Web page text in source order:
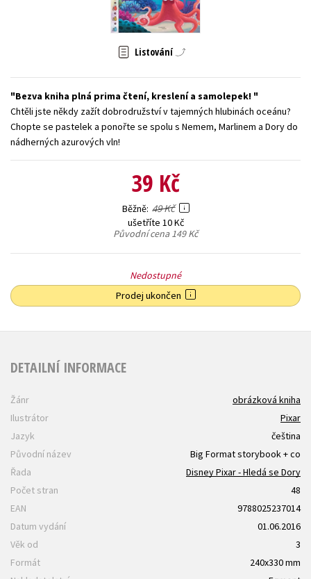
Zahraniční literatura
Všechny tituly
Listování
Bezva kniha plná prima čtení, kreslení a samolepek!
Chtěli jste někdy zažít dobrodružství v tajemných hlubinách oceánu?
Chopte se pastelek a ponořte se spolu s Nemem, Marlinem a Dory do
nádherných azurových vln!
39 Kč
Běžně 49 Kč
ušetříte 10 Kč
Původní cena 149 Kč
Nedostupné
Prodej ukončen
DETAILNÍ INFORMACE
Žánr
obrázková kniha
Ilustrátor
Pixar
Jazyk
čeština
Původní název
Big Format storybook + co
Řada
Disney Pixar - Hledá se Dory
Počet stran
48
EAN
9788025237014
Datum vydání
01.06.2016
Věk od
3
Formát
240x330 mm